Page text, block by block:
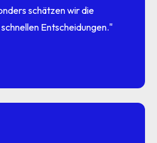
schätzen wir die
Entscheidungen."